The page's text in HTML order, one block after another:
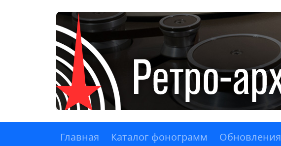
Главная Каталог фонограмм Обновления